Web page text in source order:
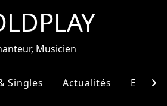
Musicien
Singles Actualités chevron_right